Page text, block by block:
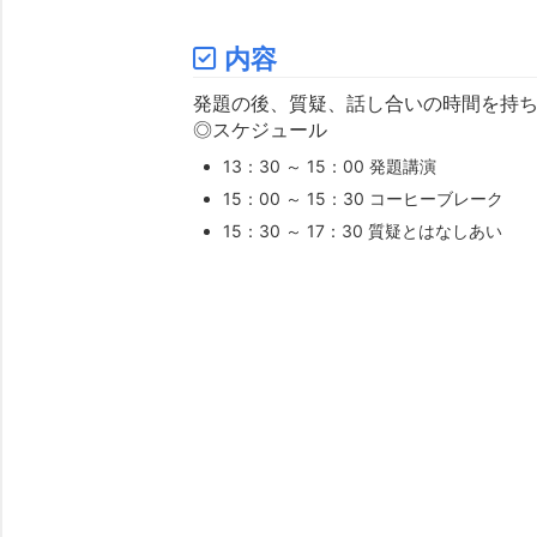
内容
発題の後、質疑、話し合いの時間を持
◎スケジュール
13：30 ～ 15：00 発題講演
15：00 ～ 15：30 コーヒーブレーク
15：30 ～ 17：30 質疑とはなしあい